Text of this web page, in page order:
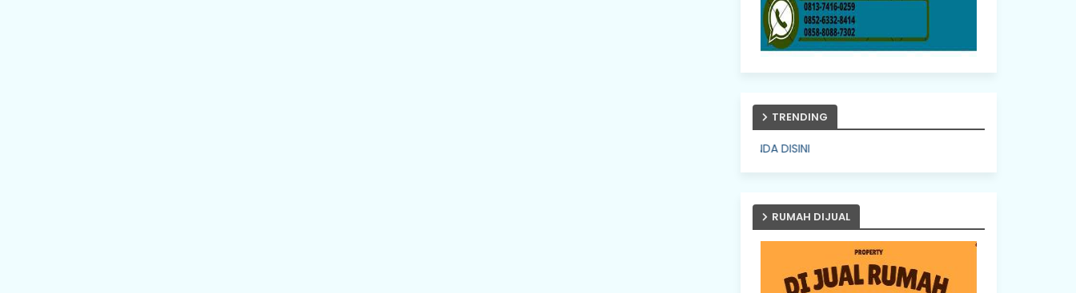
TRENDING
RUMAH DIJUAL